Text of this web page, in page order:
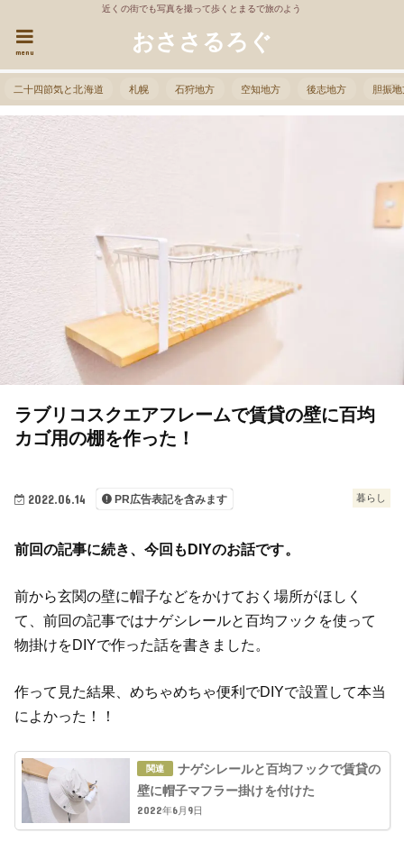
近くの街でも写真を撮って歩くとまるで旅のよう
おささるろぐ
menu
二十四節気と北海道 札幌 石狩地方 空知地方 後志地方 胆振
暮らし
2022.06.14 PR広告表記を含みます
ラブリコスクエアフレームで賃貸の壁に百均
カゴ用の棚を作った！
前回の記事に続き、今回もDIYのお話です。
前から玄関の壁に帽子などをかけておく場所がほしく
て、前回の記事ではナゲシレールと百均フックを使って
物掛けをDIYで作った話を書きました。
作って見た結果、めちゃめちゃ便利でDIYで設置して本当
によかった！！
ナゲシレールと百均フックで賃貸の
壁に帽子マフラー掛けを付けた
2022年6月9日